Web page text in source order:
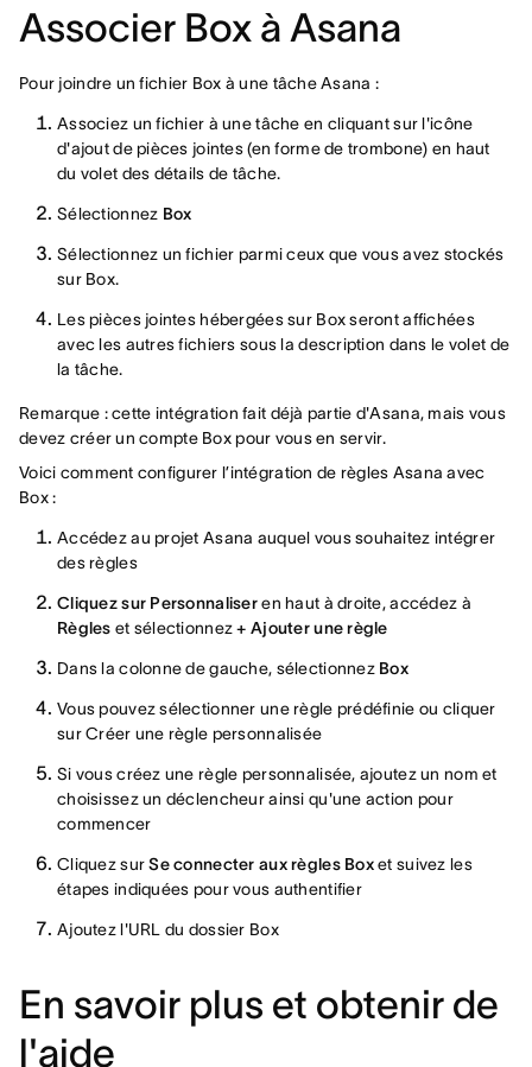
Associer Box à Asana
Pour joindre un fichier Box à une tâche Asana :
Associez un fichier à une tâche en cliquant sur l'icône
d'ajout de pièces jointes (en forme de trombone) en haut
du volet des détails de tâche.
Sélectionnez Box
Sélectionnez un fichier parmi ceux que vous avez stockés
sur Box.
Les pièces jointes hébergées sur Box seront affichées
avec les autres fichiers sous la description dans le volet de
la tâche.
Remarque : cette intégration fait déjà partie d'Asana, mais vous
devez créer un compte Box pour vous en servir.
Voici comment configurer l’intégration de règles Asana avec
Box :
Accédez au projet Asana auquel vous souhaitez intégrer
des règles
Cliquez sur Personnaliseren haut à droite, accédez à
Règles et sélectionnez+ Ajouter une règle
Dans la colonne de gauche, sélectionnez Box
Vous pouvez sélectionner une règle prédéfinie ou cliquer
sur Créer une règle personnalisée
Si vous créez une règle personnalisée, ajoutez un nom et
choisissez un déclencheur ainsi qu'une action pour
commencer
Cliquez surSe connecter aux règles Boxet suivez les
étapes indiquées pour vous authentifier
Ajoutez l'URL du dossier Box
En savoir plus et obtenir de
l'aide